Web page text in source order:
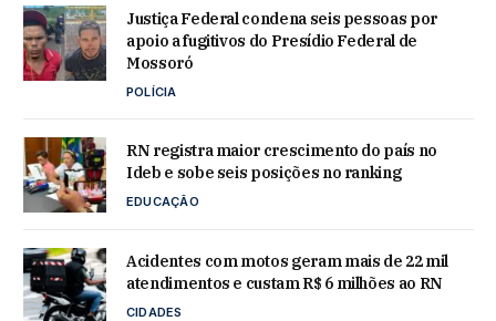
Justiça Federal condena seis pessoas por
apoio a fugitivos do Presídio Federal de
Mossoró
POLÍCIA
RN registra maior crescimento do país no
Ideb e sobe seis posições no ranking
EDUCAÇÃO
Acidentes com motos geram mais de 22 mil
atendimentos e custam R$ 6 milhões ao RN
CIDADES